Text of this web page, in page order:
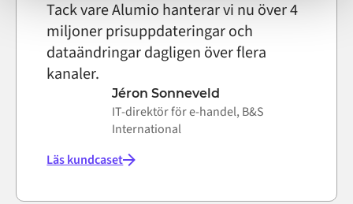
Tack vare Alumio hanterar vi nu över 4
miljoner prisuppdateringar och
dataändringar dagligen över flera
kanaler.
Jéron Sonneveld
IT-direktör för e-handel, B&S
International
Läs kundcaset